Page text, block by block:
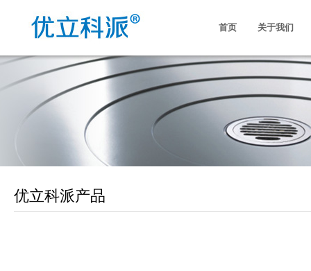
首页 关于我们
优立科派产品